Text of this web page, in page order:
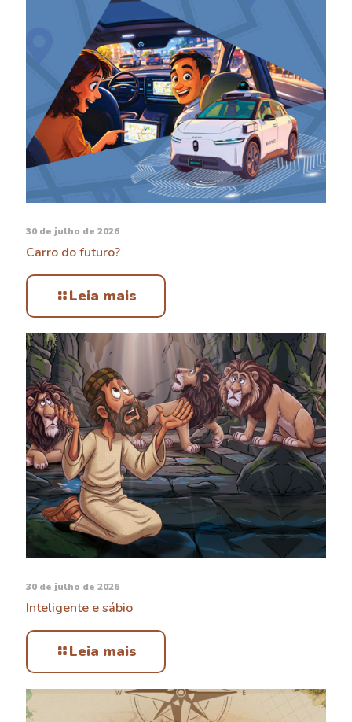
30 de julho de 2026
Carro do futuro?
Leia mais
30 de julho de 2026
Inteligente e sábio
Leia mais